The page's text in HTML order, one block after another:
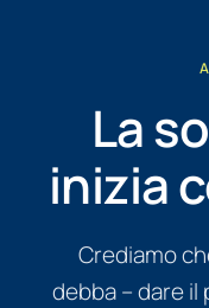
La
inizia
Crediamo
debba – dare